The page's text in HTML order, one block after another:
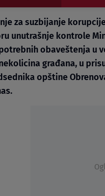
za suzbijanje
unutrašnje kontrole
obaveštenja u
građana, u
opštine